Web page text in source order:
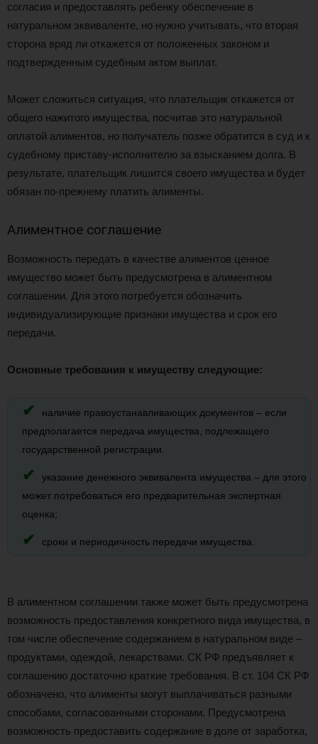
согласия и предоставлять ребенку обеспечение в
натуральном эквиваленте, но нужно учитывать, что вторая
сторона вряд ли откажется от положенных законом и
подтвержденным судебным актом выплат.
Может сложиться ситуация, что плательщик откажется от
общего нажитого имущества, посчитав это натуральной
оплатой алиментов, но получатель позже обратится в суд и к
судебному приставу-исполнителю за взысканием долга. В
результате, плательщик лишится своего имущества и будет
обязан по-прежнему платить алименты.
Алиментное соглашение
Возможность передать в качестве алиментов ценное
имущество может быть предусмотрена в алиментном
соглашении. Для этого потребуется обозначить
индивидуализирующие признаки имущества и срок его
передачи.
Основные требования к имуществу следующие:
наличие правоустанавливающих документов – если
предполагается передача имущества, подлежащего
государственной регистрации.
указание денежного эквивалента имущества – для этого
может потребоваться его предварительная экспертная
оценка;
сроки и периодичность передачи имущества.
В алиментном соглашении также может быть предусмотрена
возможность предоставления конкретного вида имущества, в
том числе обеспечение содержанием в натуральном виде –
продуктами, одеждой, лекарствами. СК РФ предъявляет к
соглашению достаточно краткие требования. В ст. 104 СК РФ
обозначено, что алименты могут выплачиваться разными
способами, согласованными сторонами. Предусмотрена
возможность предоставить содержание в доле от заработка,